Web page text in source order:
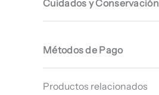
Cuidados y Conservación
Métodos de Pago
Productos relacionados